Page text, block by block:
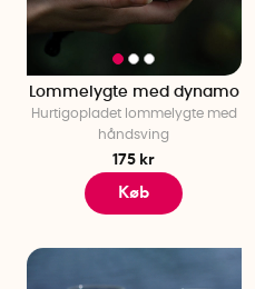
Lommelygte med dynamo
Hurtigopladet lommelygte med
håndsving
175 kr
Køb